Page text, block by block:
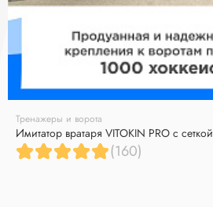
Тренажеры и ворота
Имитатор вратаря VITOKIN PRO с сеткой
(160)